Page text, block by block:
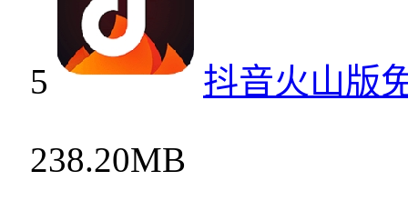
5
抖音火山版
238.20MB